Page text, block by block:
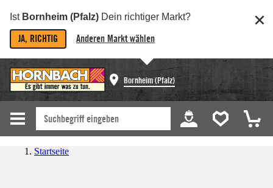
Ist Bornheim (Pfalz) Dein richtiger Markt?
JA, RICHTIG Anderen Markt wählen
Bornheim (Pfalz)
Startseite